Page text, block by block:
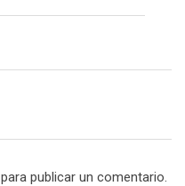
para publicar un comentario.